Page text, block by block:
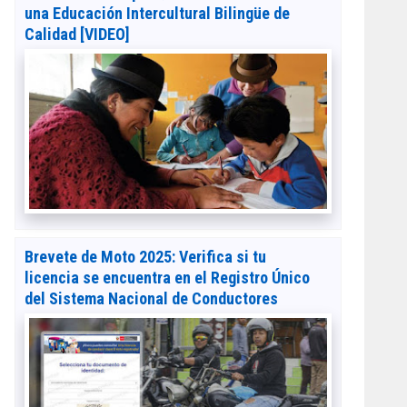
una Educación Intercultural Bilingüe de
Calidad [VIDEO]
Brevete de Moto 2025: Verifica si tu
licencia se encuentra en el Registro Único
del Sistema Nacional de Conductores